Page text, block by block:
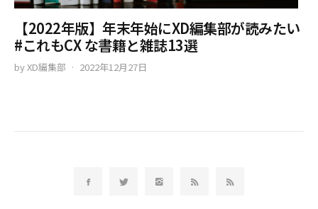
【2022年版】年末年始にXD編集部が読みたい
#これもCX な書籍と雑誌13選
byXD編集部 2022年12月27日